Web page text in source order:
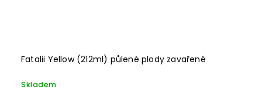
Fatalii Yellow (212ml) půlené plody zavařené
Skladem